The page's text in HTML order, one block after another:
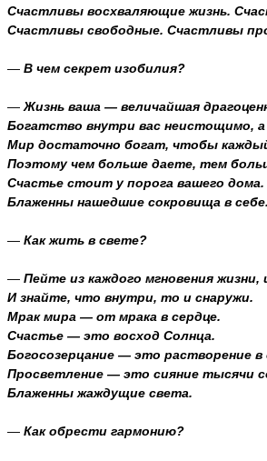
Счастливы восхваляющие жизнь.
Счастливы свободные. Счастливы
— В чем секрет изобилия?
— Жизнь ваша — величайшая
Богатство внутри вас неистощимо, а
Мир достаточно богат, чтобы
Поэтому чем больше даете, тем
Счастье стоит у порога вашего
Блаженны нашедшие сокровища в себе.
— Как жить в свете?
— Пейте из каждого мгновения
И знайте, что внутри, то и снаружи.
Мрак мира — от мрака в сердце.
Счастье — это восход Солнца.
Богосозерцание — это растворение в
Просветление — это сияние тысячи
Блаженны жаждущие света.
— Как обрести гармонию?